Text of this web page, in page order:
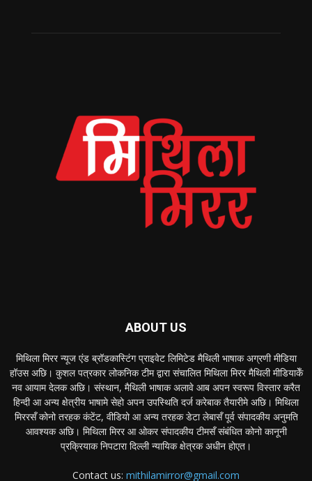
ABOUT US
मिथिला मिरर न्यूज एंड ब्रॉडकास्टिंग प्राइवेट लिमिटेड मैथिली भाषाक अग्रणी मीडिया
हॉउस अछि। कुशल पत्रकार लोकनिक टीम द्वारा संचालित मिथिला मिरर मैथिली मीडियाकेँ
नव आयाम देलक अछि। संस्थान, मैथिली भाषाक अलावे आब अपन स्वरूप विस्तार करैत
हिन्दी आ अन्य क्षेत्रीय भाषामे सेहो अपन उपस्थिति दर्ज करेबाक तैयारीमे अछि। मिथिला
मिररसँ कोनो तरहक कंटेंट, वीडियो आ अन्य तरहक डेटा लेबासँ पूर्व संपादकीय अनुमति
आवश्यक अछि। मिथिला मिरर आ ओकर संपादकीय टीमसँ संबंधित कोनो कानूनी
प्रक्रियाक निपटारा दिल्ली न्यायिक क्षेत्रक अधीन होएत।
Contact us: mithilamirror@gmail.com